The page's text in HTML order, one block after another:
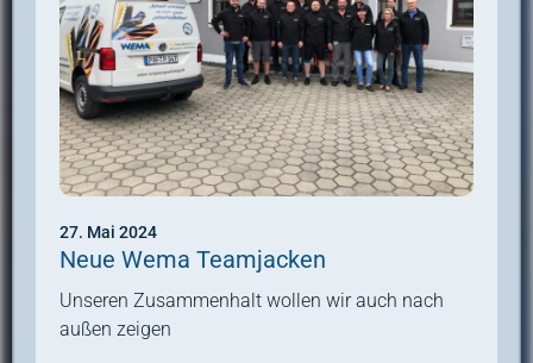
27. Mai 2024
Neue Wema Teamjacken
Unseren Zusammenhalt wollen wir auch nach
außen zeigen